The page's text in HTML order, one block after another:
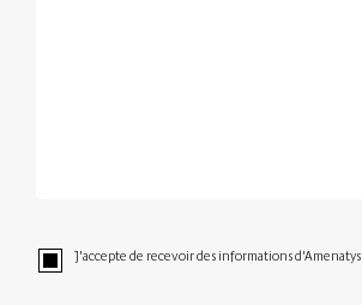
J'accepte de recevoir des informations d'Amenatys